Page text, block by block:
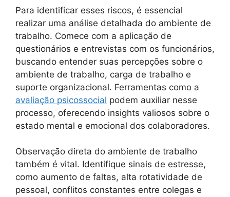
Para identificar esses riscos, é essencial
realizar uma análise detalhada do ambiente de
trabalho. Comece com a aplicação de
questionários e entrevistas com os funcionários,
buscando entender suas percepções sobre o
ambiente de trabalho, carga de trabalho e
suporte organizacional. Ferramentas como a
avaliação psicossocial podem auxiliar nesse
processo, oferecendo insights valiosos sobre o
estado mental e emocional dos colaboradores.
Observação direta do ambiente de trabalho
também é vital. Identifique sinais de estresse,
como aumento de faltas, alta rotatividade de
pessoal, conflitos constantes entre colegas e